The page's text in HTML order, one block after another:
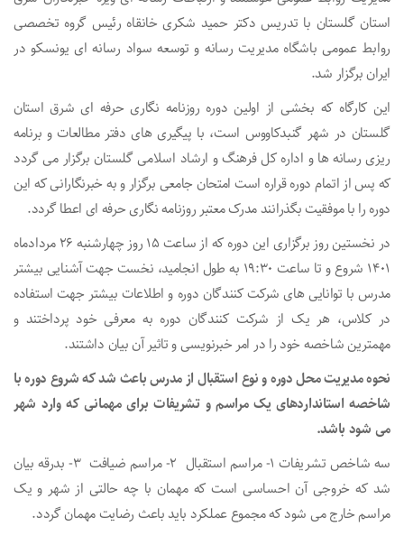
استان گلستان با تدریس دکتر حمید شکری خانقاه رئیس گروه تخصصی
روابط عمومی باشگاه مدیریت رسانه و توسعه سواد رسانه ای یونسکو در
ایران برگزار شد.
این کارگاه که بخشی از اولین دوره روزنامه نگاری حرفه ای شرق استان
گلستان در شهر گنبدکاووس است، با پیگیری های دفتر مطالعات و برنامه
ریزی رسانه ها و اداره کل فرهنگ و ارشاد اسلامی گلستان برگزار می گردد
که پس از اتمام دوره قراره است امتحان جامعی برگزار و به خبرنگارانی که این
دوره را با موفقیت بگذرانند مدرک معتبر روزنامه نگاری حرفه ای اعطا گردد.
در نخستین روز برگزاری این دوره که از ساعت 15 روز چهارشنبه 26 مردادماه
1401 شروع و تا ساعت 19:30 به طول انجامید، نخست جهت آشنایی بیشتر
مدرس با توانایی های شرکت کنندگان دوره و اطلاعات بیشتر جهت استفاده
در کلاس، هر یک از شرکت کنندگان دوره به معرفی خود پرداختند و
مهمترین شاخصه خود را در امر خبرنویسی و تاثیر آن بیان داشتند.
نحوه مدیریت محل دوره و نوع استقبال از مدرس باعث شد که شروع دوره با
شاخصه استانداردهای یک مراسم و تشریفات برای مهمانی که وارد شهر
می شود باشد.
سه شاخص تشریفات 1- مراسم استقبال 2- مراسم ضیافت 3- بدرقه بیان
شد که خروجی آن احساسی است که مهمان با چه حالتی از شهر و یک
مراسم خارج می شود که مجموع عملکرد باید باعث رضایت مهمان گردد.